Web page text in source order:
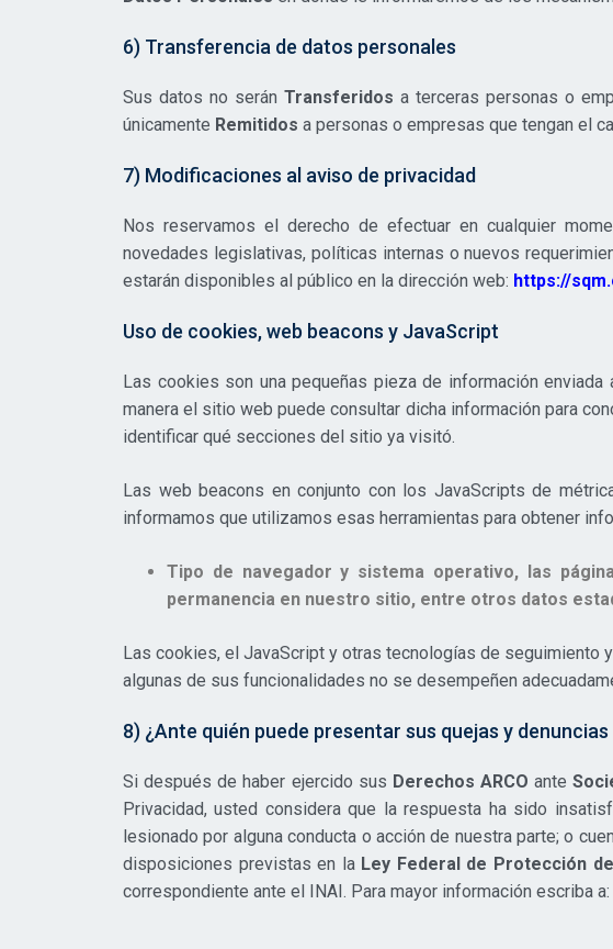
6) Transferencia de datos personales
Sus datos no serán Transferidos a terceras personas o
únicamente Remitidos a personas o empresas que tengan el
7) Modificaciones al aviso de privacidad
Nos reservamos el derecho de efectuar en cualquier
novedades legislativas, políticas internas o nuevos
estarán disponibles al público en la dirección web: https://
Uso de cookies, web beacons y JavaScript
Las cookies son una pequeñas pieza de información
manera el sitio web puede consultar dicha información para
identificar qué secciones del sitio ya visitó.
Las web beacons en conjunto con los JavaScripts de
informamos que utilizamos esas herramientas para obtener
Tipo de navegador y sistema operativo, las
permanencia en nuestro sitio, entre otros datos
Las cookies, el JavaScript y otras tecnologías de seguimiento
algunas de sus funcionalidades no se desempeñen
8) ¿Ante quién puede presentar sus quejas y
Si después de haber ejercido sus Derechos ARCO ante
Privacidad, usted considera que la respuesta ha sido
lesionado por alguna conducta o acción de nuestra parte; o
disposiciones previstas en la Ley Federal de Protección
correspondiente ante el INAI. Para mayor información escriba a: